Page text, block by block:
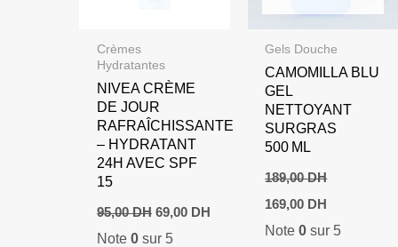
Crèmes
Hydratantes
NIVEA CRÈME
DE JOUR
RAFRAÎCHISSANTE
– HYDRATANT
24H AVEC SPF
15
95,00DH Le
prix
initial
69,00 DHLe
Note 0sur 5
Gels Douche
CAMOMILLA BLU
GEL
NETTOYANT
SURGRAS
500 ML
189,00DH
Le
prix
initial
169,00 DH
actuel
Note0 sur 5